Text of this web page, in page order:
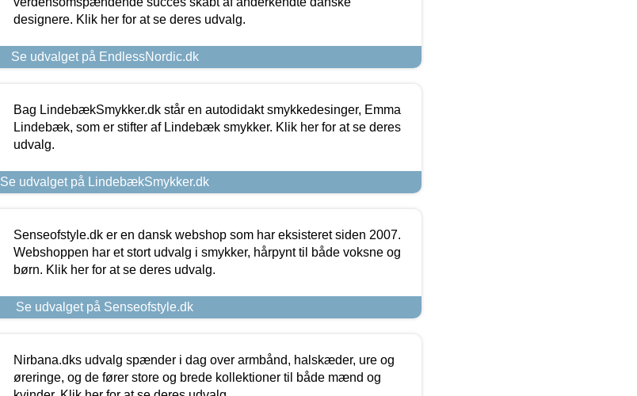
designere. Klik her for at se deres udvalg.
Se udvalget på EndlessNordic.dk
Bag LindebækSmykker.dk står en autodidakt smykkedesinger, Emma
Lindebæk, som er stifter af Lindebæk smykker. Klik her for at se deres
udvalg.
Se udvalget på LindebækSmykker.dk
Senseofstyle.dk er en dansk webshop som har eksisteret siden 2007.
Webshoppen har et stort udvalg i smykker, hårpynt til både voksne og
børn. Klik her for at se deres udvalg.
Se udvalget på Senseofstyle.dk
Nirbana.dks udvalg spænder i dag over armbånd, halskæder, ure og
øreringe, og de fører store og brede kollektioner til både mænd og